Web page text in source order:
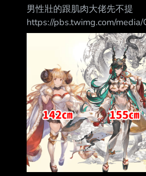
男性壯的跟肌肉大佬先不提
https://pbs.twimg.com/
slf.png 為啥她們女性會矮成
各個都是巨乳 相當於巨乳小
便抓住 很懷疑這是不是CY設
的？？？ --